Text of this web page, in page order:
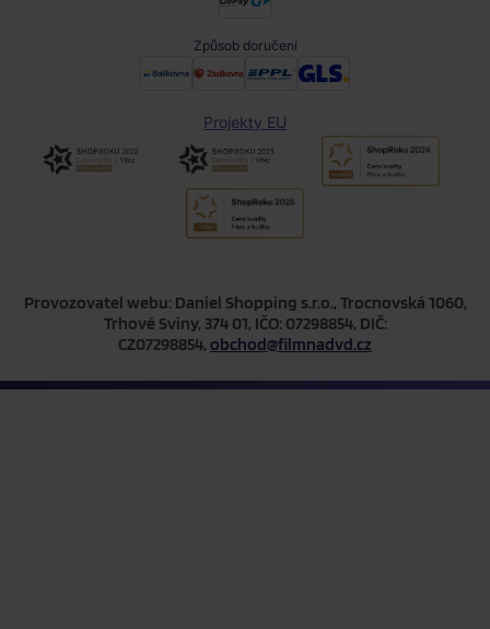
Způsob doručení
Projekty EU
Provozovatel webu: Daniel Shopping s.r.o., Trocnovská 1060,
Trhové Sviny, 374 01, IČO: 07298854, DIČ:
CZ07298854, obchod@filmnadvd.cz